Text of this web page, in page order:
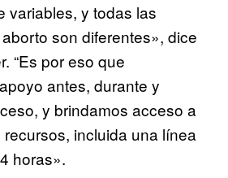
variables, y todas las
son diferentes», dice
“Es por eso que
antes, durante y
y brindamos acceso a
incluida una línea
horas».